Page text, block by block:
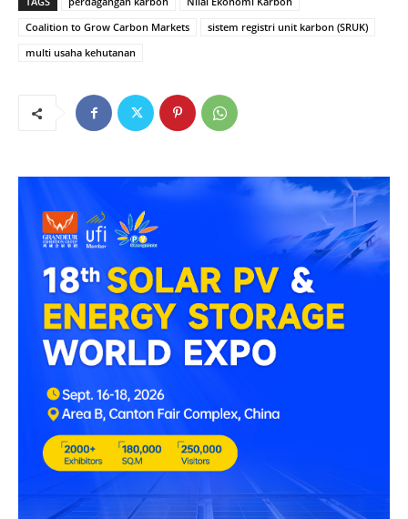
Coalition to Grow Carbon Markets
sistem registri unit karbon (SRUK)
multi usaha kehutanan